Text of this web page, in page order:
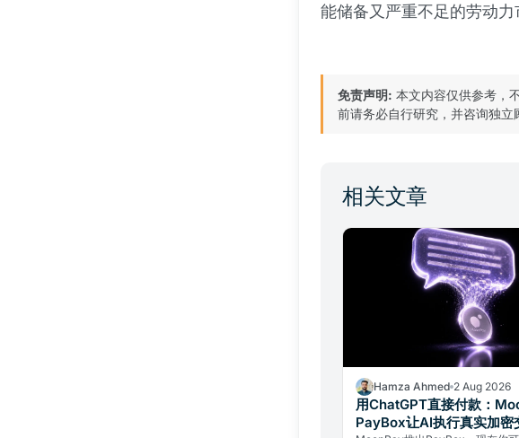
能储备又严重不足的劳动力
免责声明: 本文内容仅供参考，
前请务必自行研究，并咨询独立
相关文章
Hamza Ahmed 2 Aug 2026
用ChatGPT直接付款：
PayBox让AI执行真实加密